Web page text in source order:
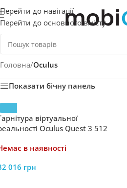
Перейти до навігації
Перейти до основного вмісту
Головна/Oculus
Показати бічну панель
віртуальної
Oculus Quest 3 512
пікселів
в наявності
016 грн